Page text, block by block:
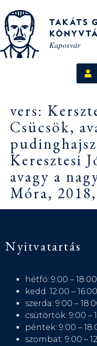
vers:
Csücsök,
Keresztesi
avagy a
Móra,
Nyitvatartás
hétfő: 9:00 – 18:00
kedd: 12:00 – 16:00
szerda: 9:00 –
csütörtök: 9:00 –
péntek: 9:00 –
szombat: 9:00 –